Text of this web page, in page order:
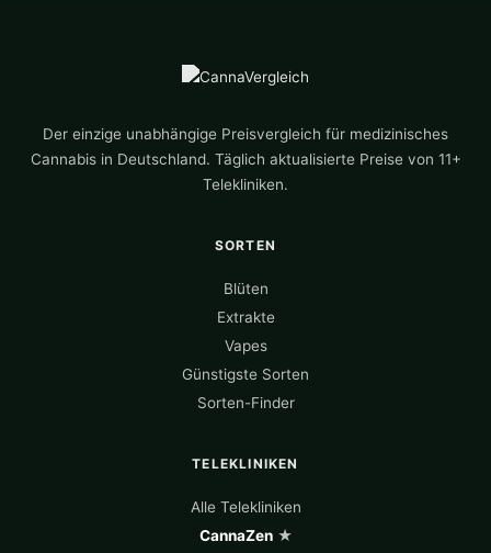
Der einzige unabhängige Preisvergleich für medizinisches
Cannabis in Deutschland. Täglich aktualisierte Preise von 11+
Telekliniken.
SORTEN
Blüten
Extrakte
Vapes
Günstigste Sorten
Sorten-Finder
TELEKLINIKEN
Alle Telekliniken
CannaZen★